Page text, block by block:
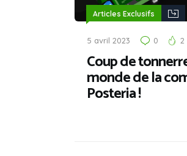
Articles Exclusifs
5 avril 2023 0 2
Coup de
monde de la
Posteria !